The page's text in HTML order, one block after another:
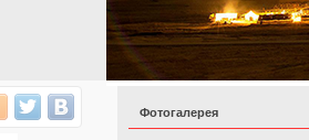
Фотогалерея